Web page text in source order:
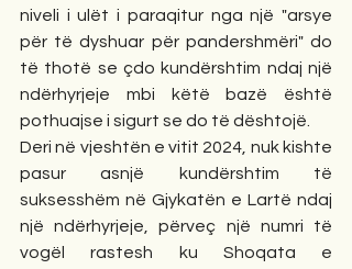
niveli i ulët i paraqitur nga një "arsye
për të dyshuar për pandershmëri" do
të thotë se çdo kundërshtim ndaj një
ndërhyrjeje mbi këtë bazë është
pothuajse i sigurt se do të dështojë.
Deri në vjeshtën e vitit 2024, nuk kishte
pasur asnjë kundërshtim të
suksesshëm në Gjykatën e Lartë ndaj
një ndërhyrjeje, përveç një numri të
vogël rastesh ku Shoqata e